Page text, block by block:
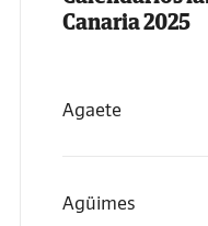
Canaria 2025
Agaete
Agüimes